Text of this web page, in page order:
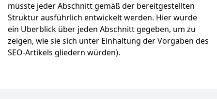
müsste jeder Abschnitt gemäß der bereitgestellten
Struktur ausführlich entwickelt werden. Hier wurde
ein Überblick über jeden Abschnitt gegeben, um zu
zeigen, wie sie sich unter Einhaltung der Vorgaben des
SEO-Artikels gliedern würden).